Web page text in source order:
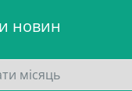
новин